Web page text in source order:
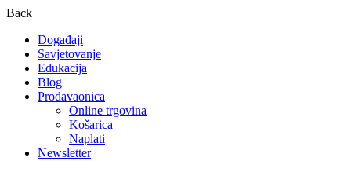
Back
Događaji
Savjetovanje
Edukacija
Blog
Prodavaonica
Online trgovina
Košarica
Naplati
Newsletter